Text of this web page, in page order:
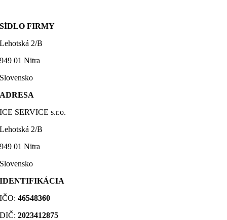
SÍDLO FIRMY
Lehotská 2/B
949 01 Nitra
Slovensko
ADRESA
ICE SERVICE s.r.o.
Lehotská 2/B
949 01 Nitra
Slovensko
IDENTIFIKÁCIA
IČO:46548360
DIČ:2023412875